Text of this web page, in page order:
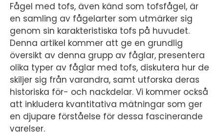
Fågel med tofs, även känd som tofsfågel, är
en samling av fågelarter som utmärker sig
genom sin karakteristiska tofs på huvudet.
Denna artikel kommer att ge en grundlig
översikt av denna grupp av fåglar, presentera
olika typer av fåglar med tofs, diskutera hur de
skiljer sig från varandra, samt utforska deras
historiska för- och nackdelar. Vi kommer också
att inkludera kvantitativa mätningar som ger
en djupare förståelse för dessa fascinerande
varelser.